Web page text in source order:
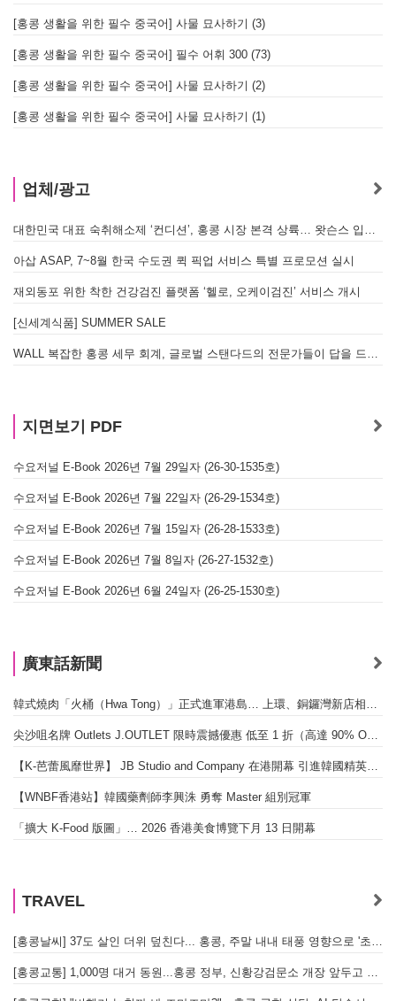
[홍콩 생활을 위한 필수 중국어] 사물 묘사하기 (3)
[홍콩 생활을 위한 필수 중국어] 필수 어휘 300 (73)
[홍콩 생활을 위한 필수 중국어] 사물 묘사하기 (2)
[홍콩 생활을 위한 필수 중국어] 사물 묘사하기 (1)
업체/광고
아삽 ASAP, 7~8월 한국 수도권 퀵 픽업 서비스 특별 프로모션 실시
재외동포 위한 착한 건강검진 플랫폼 ‘헬로, 오케이검진’ 서비스 개시
[신세계식품] SUMMER SALE
지면보기 PDF
수요저널 E-Book 2026년 7월 29일자 (26-30-1535호)
수요저널 E-Book 2026년 7월 22일자 (26-29-1534호)
수요저널 E-Book 2026년 7월 15일자 (26-28-1533호)
수요저널 E-Book 2026년 7월 8일자 (26-27-1532호)
수요저널 E-Book 2026년 6월 24일자 (26-25-1530호)
廣東話新聞
【WNBF香港站】韓國藥劑師李興洙 勇奪 Master 組別冠軍
「擴大 K-Food 版圖」… 2026 香港美食博覽下月 13 日開幕
TRAVEL